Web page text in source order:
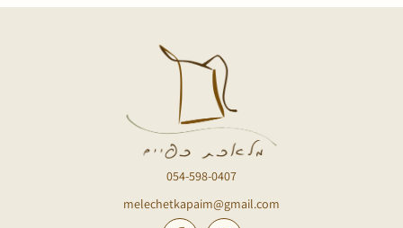
054-598-0407
melechetkapaim@gmail.com